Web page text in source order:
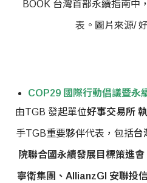
BOOK 台灣首部永續指南中
表。圖片來源/
COP29 國際行動倡議暨永
由TGB 發起單位好事交易所
手TGB重要夥伴代表，包括台
院聯合國永續發展目標策進
寧衛集團、AllianzGI 安聯投